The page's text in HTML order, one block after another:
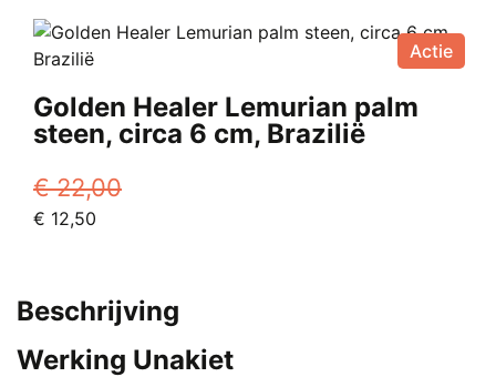
€ 5,00.
Vanaf
heeft
meerdere
Deze
optie
gekozen
worden
productpagina
Actie
Golden Healer Lemurian palm
steen, circa 6 cm, Brazilië
€22,00
Oorspronkelijke
€ 22,00.
€ 12,50
€ 12,50.
Beschrijving
Werking Unakiet